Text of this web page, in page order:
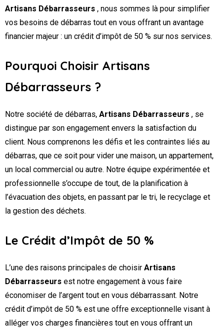
Artisans Débarrasseurs , nous sommes là pour simplifier
vos besoins de débarras tout en vous offrant un avantage
financier majeur : un crédit d’impôt de 50 % sur nos services.
Pourquoi Choisir Artisans
Débarrasseurs ?
Notre société de débarras, Artisans Débarrasseurs , se
distingue par son engagement envers la satisfaction du
client. Nous comprenons les défis et les contraintes liés au
débarras, que ce soit pour vider une maison, un appartement,
un local commercial ou autre. Notre équipe expérimentée et
professionnelle s’occupe de tout, de la planification à
l’évacuation des objets, en passant par le tri, le recyclage et
la gestion des déchets.
Le Crédit d’Impôt de 50 %
L’une des raisons principales de choisir Artisans
Débarrasseurs est notre engagement à vous faire
économiser de l’argent tout en vous débarrassant. Notre
crédit d’impôt de 50 % est une offre exceptionnelle visant à
alléger vos charges financières tout en vous offrant un